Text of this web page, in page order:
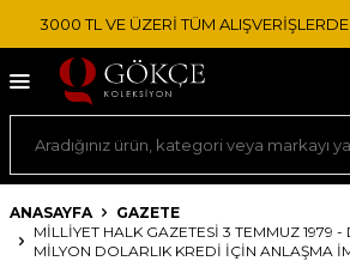
3000 TL VE ÜZERİ TÜM ALIŞVERİŞLERDE
ANASAYFA
GAZETE
MILLIYET HALK GAZETESI 3 TEMMUZ 1979 -
MILYON DOLARLIK KREDI İÇIN ANLAŞMA